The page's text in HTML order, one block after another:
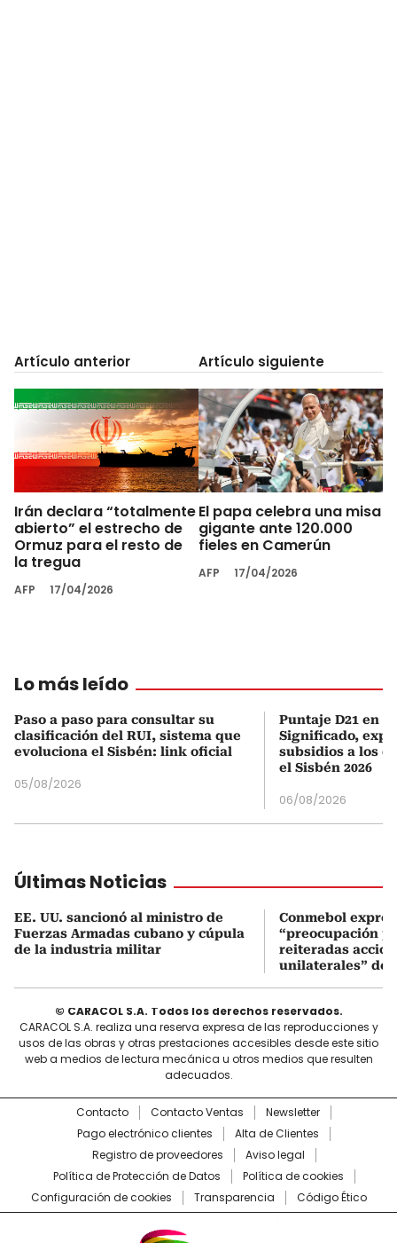
Artículo anterior
Irán declara “totalmente
abierto” el estrecho de
Ormuz para el resto de
la tregua
AFP 17/04/2026
Artículo siguiente
El papa celebra una misa
gigante ante 120.000
fieles en Camerún
AFP 17/04/2026
Lo más leído
Paso a paso para consultar su
clasificación del RUI, sistema que
evoluciona el Sisbén: link oficial
05/08/2026
Puntaje D21 en
Significado,
subsidios a los
el Sisbén 2026
06/08/2026
Últimas Noticias
EE. UU. sancionó al ministro de
Fuerzas Armadas cubano y cúpula
de la industria militar
Conmebol
“preocupación
reiteradas
unilaterales” de
© CARACOL S.A. Todos los derechos reservados.
CARACOL S.A. realiza una reserva expresa de las reproducciones y
usos de las obras y otras prestaciones accesibles desde este sitio
web a medios de lectura mecánica u otros medios que resulten
adecuados.
Contacto Contacto Ventas
Newsletter
Pago electrónico clientes
Alta de Clientes
Registro de proveedores
Aviso legal
Política de Protección de Datos
Política de cookies
Configuración de cookies
Transparencia Código Ético